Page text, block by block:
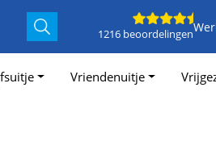
1216 beoordelingen
Vriendenuitje